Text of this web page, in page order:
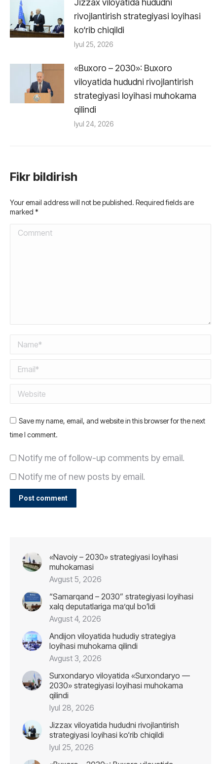
Jizzax viloyatida hududni
rivojlantirish strategiyasi loyihasi
ko‘rib chiqildi
Iyul 25, 2026
«Buxoro – 2030»: Buxoro
viloyatida hududni rivojlantirish
strategiyasi loyihasi muhokama
qilindi
Iyul 24, 2026
Fikr bildirish
Your email address will not be published. Required fields are
marked *
Comment
Name *
Email *
Website
Save my name, email, and website in this browser for the next
time I comment.
Notify me of follow-up comments by email.
Notify me of new posts by email.
Post comment
«Navoiy – 2030» strategiyasi loyihasi
muhokamasi
Avgust 5, 2026
“Samarqand – 2030” strategiyasi loyihasi
xalq deputatlariga maʼqul boʻldi
Avgust 4, 2026
Andijon viloyatida hududiy strategiya
loyihasi muhokama qilindi
Avgust 3, 2026
Surxondaryo viloyatida «Surxondaryo —
2030» strategiyasi loyihasi muhokama
qilindi
Iyul 28, 2026
Jizzax viloyatida hududni rivojlantirish
strategiyasi loyihasi ko‘rib chiqildi
Iyul 25, 2026